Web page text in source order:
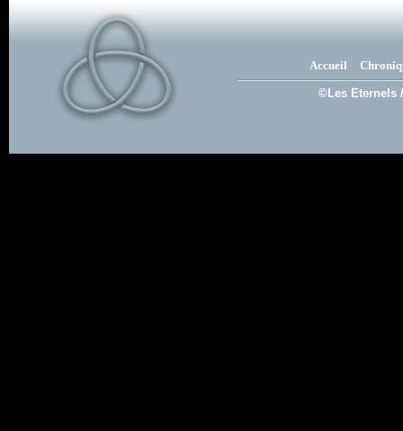
Accueil
©Les Eternels